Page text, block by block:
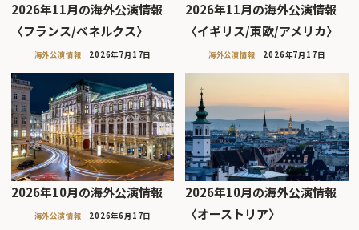
2026年11月の海外公演情報
〈フランス/ベネルクス〉
海外公演情報 2026年7月17日
2026年11月の海外公演情報
〈イギリス/東欧/アメリカ〉
海外公演情報 2026年7月17日
2026年10月の海外公演情報
海外公演情報 2026年6月17日
2026年10月の海外公演情報
〈オーストリア〉